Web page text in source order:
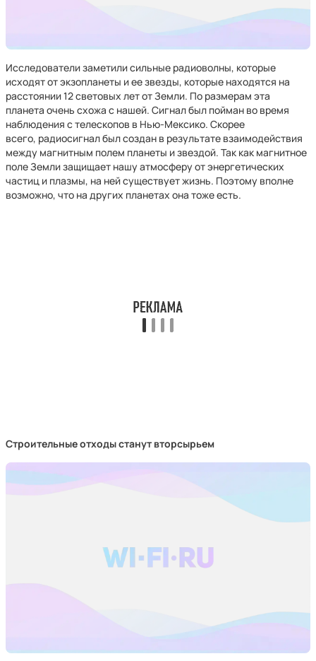
Исследователи заметили сильные радиоволны, которые
исходят от экзопланеты и ее звезды, которые находятся на
расстоянии 12 световых лет от Земли. По размерам эта
планета очень схожа с нашей. Сигнал был пойман во время
наблюдения с телескопов в Нью-Мексико. Скорее
всего, радиосигнал был создан в результате взаимодействия
между магнитным полем планеты и звездой. Так как магнитное
поле Земли защищает нашу атмосферу от энергетических
частиц и плазмы, на ней существует жизнь. Поэтому вполне
возможно, что на других планетах она тоже есть.
Строительные отходы станут вторсырьем